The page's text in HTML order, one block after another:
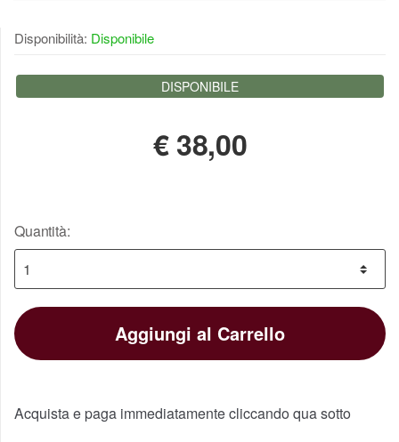
Disponibilità: Disponibile
DISPONIBILE
€38,00
Quantità:
Aggiungi al Carrello
Acquista e paga immediatamente cliccando qua sotto